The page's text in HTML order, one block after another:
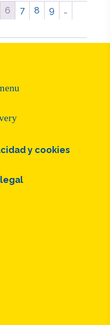
6 7 8 9
…
y cookies